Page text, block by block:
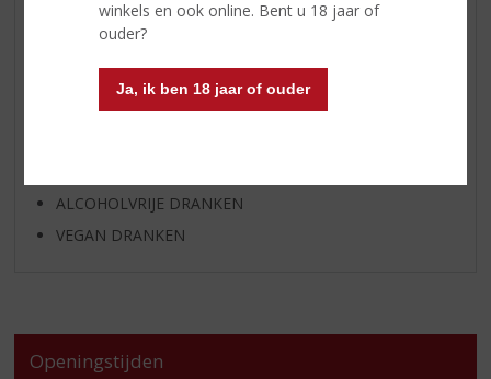
winkels en ook online. Bent u 18 jaar of
ouder?
Ja, ik ben 18 jaar of ouder
SHOTJES
KANT EN KLAAR
GLASWERK
ALCOHOLVRIJE DRANKEN
VEGAN DRANKEN
Openingstijden